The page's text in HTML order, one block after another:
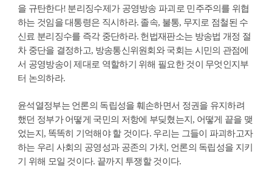
을 규탄한다! 분리징수제가 공영방송 파괴로 민주주의를 위협
하는 것임을 대통령은 직시하라. 졸속, 불통, 무지로 점철된 수
신료 분리징수를 즉각 중단하라. 헌법재판소는 방송법 개정 절
차 중단을 결정하고, 방송통신위원회와 국회는 시민의 관점에
서 공영방송이 제대로 역할하기 위해 필요한 것이 무엇인지부
터 논의하라.
윤석열정부는 언론의 독립성을 훼손하면서 정권을 유지하려
했던 정부가 어떻게 국민의 저항에 부딪혔는지, 어떻게 끝을 맺
었는지, 똑똑히 기억해야 할 것이다. 우리는 그들이 파괴하고자
하는 우리 사회의 공영성과 공존의 가치, 언론의 독립성을 지키
기 위해 모일 것이다. 끝까지 투쟁할 것이다.